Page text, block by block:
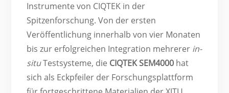
Instrumente von CIQTEK in der
Spitzenforschung. Von der ersten
Veröffentlichung innerhalb von vier Monaten
bis zur erfolgreichen Integration mehrerer in-
situTestsysteme, die CIQTEK SEM4000 hat
sich als Eckpfeiler der Forschungsplattform